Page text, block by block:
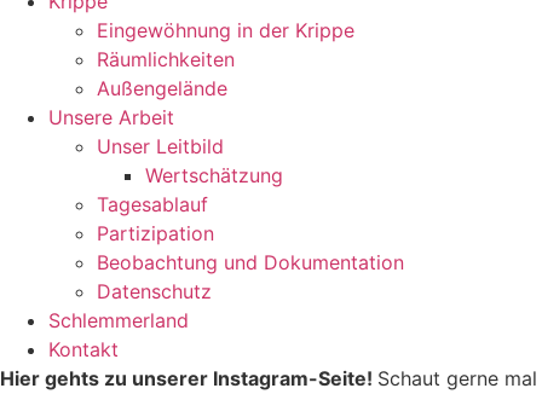
Eingewöhnung in der Krippe
Räumlichkeiten
Außengelände
Unsere Arbeit
Unser Leitbild
Wertschätzung
Tagesablauf
Partizipation
Beobachtung und Dokumentation
Datenschutz
Schlemmerland
Kontakt
Hier gehts zu unserer Instagram-Seite! Schaut gerne mal